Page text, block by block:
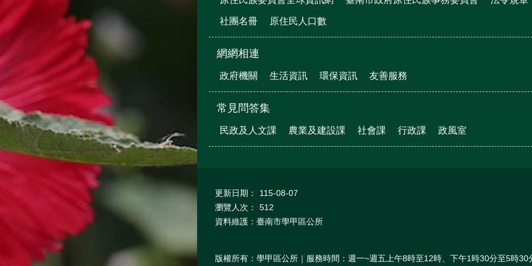
社團名冊 原住民人口數
網網相連
政府機關 生活資訊 環保資訊 友善服務
常見問答集
民政及人文課 農業及建設課 社會課 行政課 政風室
更新日期：
115-08-07
瀏覽人次：
512
資料維護：臺南市學甲區公所
版權所有：學甲區公所｜服務時間：週一~週五上午8時至12時、下午1時30分至5時30